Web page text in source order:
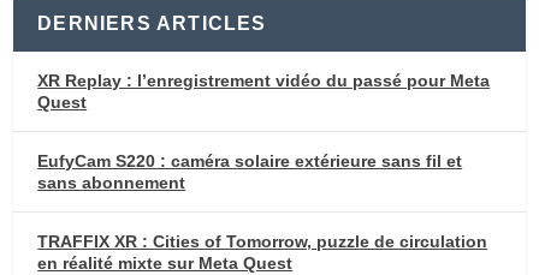
DERNIERS ARTICLES
XR Replay : l’enregistrement vidéo du passé pour Meta
Quest
EufyCam S220 : caméra solaire extérieure sans fil et
sans abonnement
TRAFFIX XR : Cities of Tomorrow, puzzle de circulation
en réalité mixte sur Meta Quest